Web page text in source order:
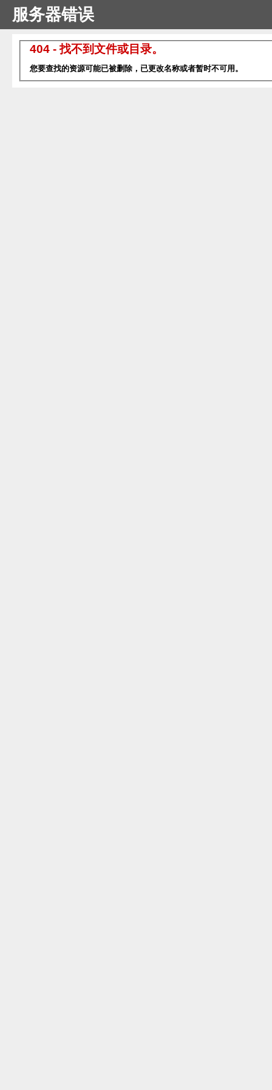
服务器错误
404 - 找不到文件或目录。
您要查找的资源可能已被删除，已更改名称或者暂时不可用。